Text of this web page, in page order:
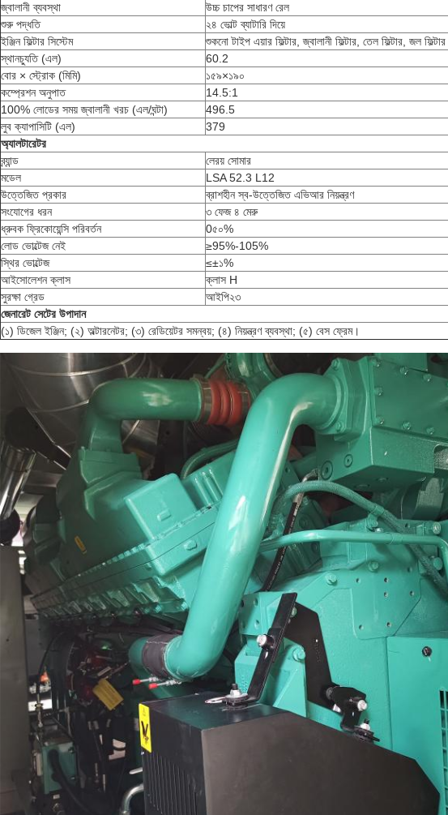
জ্বালানী ব্যবস্থা
উচ্চ চাপের সাধারণ রেল
শুরু পদ্ধতি
২৪ ভোল্ট ব্যাটারি দিয়ে
ইঞ্জিন ফিল্টার সিস্টেম
শুকনো টাইপ এয়ার ফিল্টার, জ্বালানী ফিল্টার, তেল ফিল্টার, জল ফিল্টার
স্থানচ্যুতি (এল)
60.2
বোর × স্ট্রোক (মিমি)
১৫৯×১৯০
কম্প্রেশন অনুপাত
14.5:1
100% লোডের সময় জ্বালানী খরচ (এল/ঘন্টা)
496.5
লুব ক্যাপাসিটি (এল)
379
অ্যালটারেটর
ব্র্যান্ড
লেরয় সোমার
মডেল
LSA 52.3 L12
উত্তেজিত প্রকার
ব্রাশহীন স্ব-উত্তেজিত এভিআর নিয়ন্ত্রণ
সংযোগের ধরন
৩ ফেজ ৪ মেরু
ধ্রুবক ফ্রিকোয়েন্সি পরিবর্তন
0৫০%
লোড ভোল্টেজ নেই
≥95%-105%
স্থির ভোল্টেজ
≤±১%
আইসোলেশন ক্লাস
ক্লাস H
সুরক্ষা গ্রেড
আইপি২৩
জেনারেট সেটের উপাদান
(১) ডিজেল ইঞ্জিন; (২) অল্টারনেটর; (৩) রেডিয়েটর সমন্বয়; (৪) নিয়ন্ত্রণ ব্যবস্থা; (৫) বেস ফ্রেম।